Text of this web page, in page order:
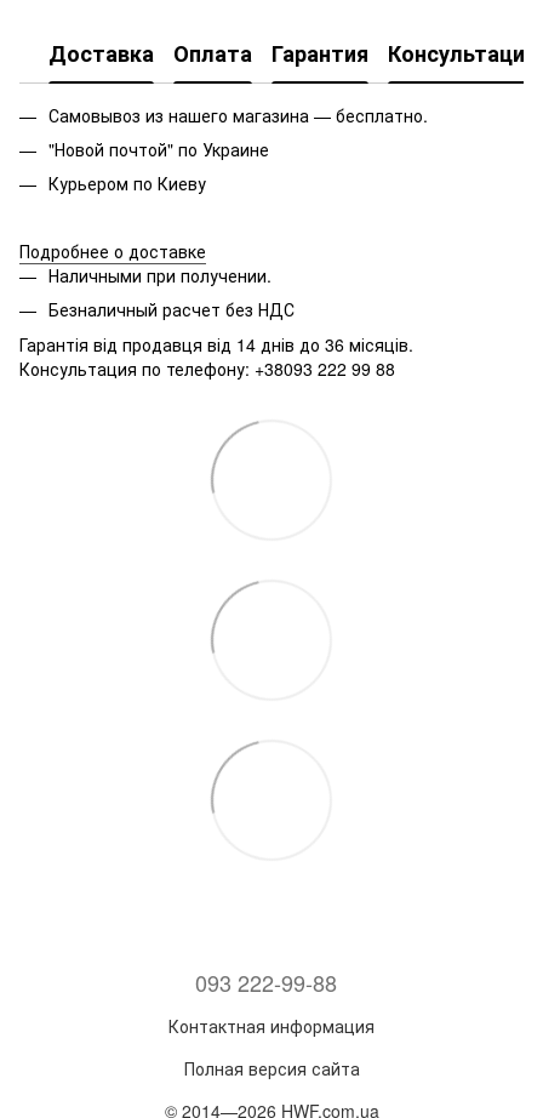
Доставка Оплата Гарантия Консультация
Самовывоз из нашего магазина — бесплатно.
"Новой почтой" по Украине
Курьером по Киеву
Подробнее о доставке
Наличными при получении.
Безналичный расчет без НДС
Гарантія від продавця від 14 днів до 36 місяців.
Консультация по телефону: +38093 222 99 88
093 222-99-88
Контактная информация
Полная версия сайта
© 2014—2026 HWF.com.ua